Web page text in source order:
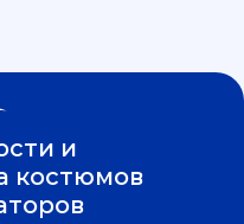
и
костюмов